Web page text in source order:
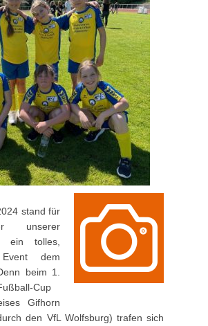
stand für
unserer
ein tolles,
dem
beim 1.
Cup
Gifhorn
den VfL Wolfsburg) trafen sich